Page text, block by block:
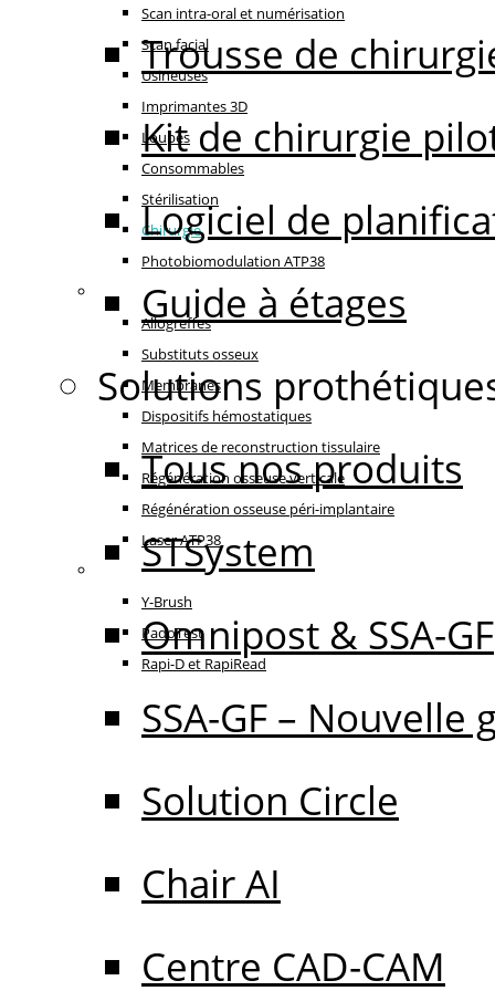
Scan intra-oral et numérisation
Scan facial
Usineuses
Imprimantes 3D
Loupes
Consommables
Stérilisation
Chirurgie
Photobiomodulation ATP38
Régénération
Allogreffes
Substituts osseux
Membranes
Dispositifs hémostatiques
Matrices de reconstruction tissulaire
Régénération osseuse verticale
Régénération osseuse péri-implantaire
Laser ATP38
Oral Care
Y-Brush
PadoTest
Rapi-D et RapiRead
Trousse de
Kit de chirurgie
Logiciel de
Guide à étages
Solutions
Tous nos produits
STSystem
Omnipost & SSA-GF
SSA-GF – Nouvelle
Solution Circle
Chair AI
Centre CAD-CAM